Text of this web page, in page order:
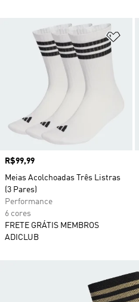
Preço
R$99,99
Meias Acolchoadas Três Listras
(3 Pares)
Performance
6 cores
FRETE GRÁTIS MEMBROS
ADICLUB